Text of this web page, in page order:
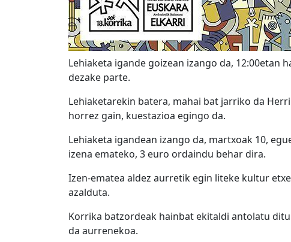
Lehiaketa igande goizean izango da, 12:00etan
dezake parte.
Lehiaketarekin batera, mahai bat jarriko da
horrez gain, kuestazioa egingo da.
Lehiaketa igandean izango da, martxoak 10,
izena emateko, 3 euro ordaindu behar dira.
Izen-ematea aldez aurretik egin liteke kultur
azalduta.
Korrika batzordeak hainbat ekitaldi antolatu
da aurrenekoa.